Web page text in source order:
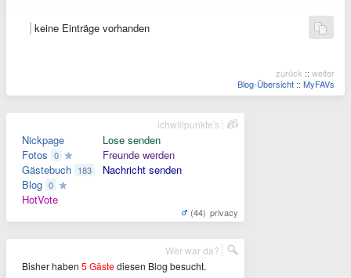
keine Einträge vorhanden
zurück :: weiter
Blog-Übersicht :: MyFAVs
Nickpage
Fotos 0
Gästebuch 183
Blog 0
HotVote
Lose senden
Freunde werden
Nachricht senden
(44) privacy
ichwillpunkte's
Bisher haben 5 Gästediesen Blog besucht.
Wer war da?